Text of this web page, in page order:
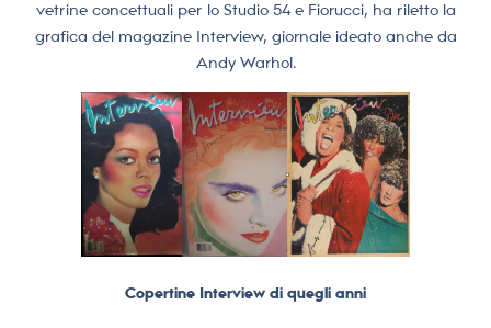
vetrine concettuali per lo Studio 54 e Fiorucci, ha riletto la
grafica del magazine Interview, giornale ideato anche da
Andy Warhol.
Copertine Interview di quegli anni